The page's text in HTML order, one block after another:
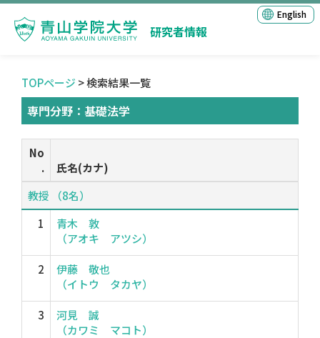
研究者情報
English
TOPページ > 検索結果一覧
専門分野：基礎法学
No
.
氏名(カナ)
教授 （8名）
1
青木 敦
（アオキ アツシ）
2
伊藤 敬也
（イトウ タカヤ）
3
河見 誠
（カワミ マコト）